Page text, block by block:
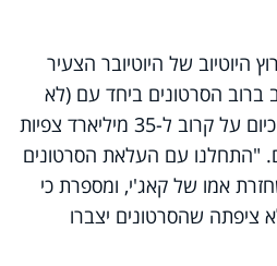
היוטיוב של היוטיובר הצעיר
הסרטונים ביחד עם (לא
אחרת מאשר) אמו - עומד כיום על קרוב ל-35 מיליארד צפיות
"התחלנו עם העלאת הסרטונים
אמו של קאג'י, ומספרת כי
שהסרטונים יצברו